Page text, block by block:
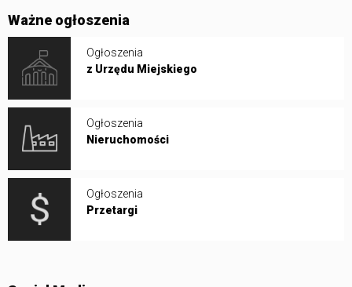
Ważne ogłoszenia
Ogłoszenia
z Urzędu Miejskiego
Ogłoszenia
Nieruchomości
Ogłoszenia
Przetargi